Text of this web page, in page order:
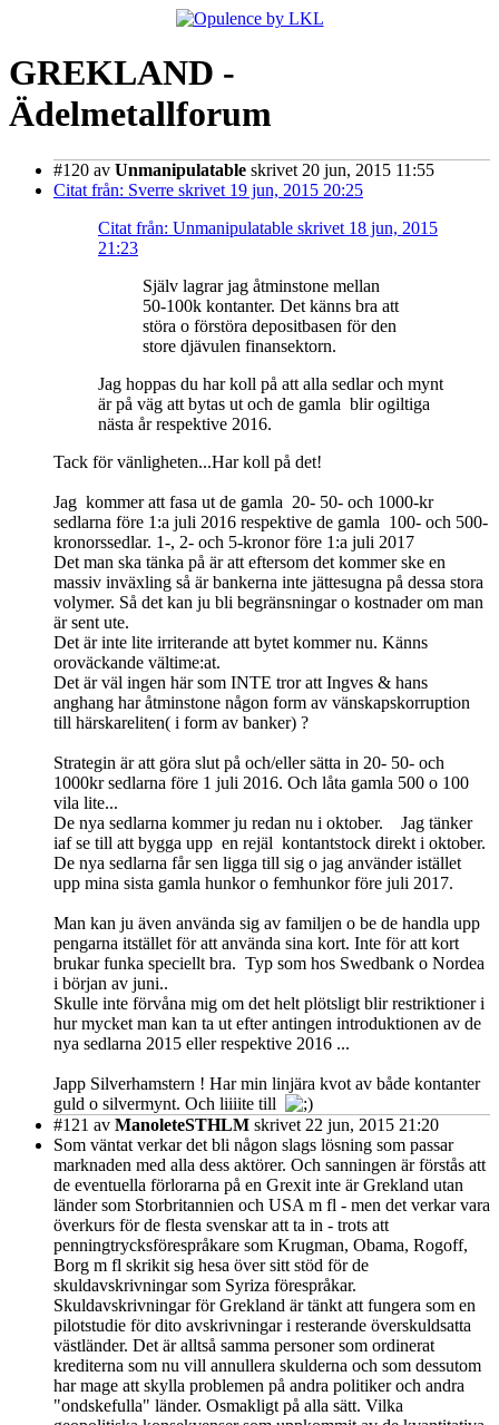
GREKLAND -
Ädelmetallforum
#120 av Unmanipulatable skrivet 20 jun, 2015 11:55
Citat från: Sverre skrivet 19 jun, 2015 20:25
Citat från: Unmanipulatable skrivet 18 jun, 2015
21:23
Själv lagrar jag åtminstone mellan
50-100k kontanter. Det känns bra att
störa o förstöra depositbasen för den
store djävulen finansektorn.
Jag hoppas du har koll på att alla sedlar och mynt
är på väg att bytas ut och de gamla blir ogiltiga
nästa år respektive 2016.
Tack för vänligheten...Har koll på det!
Jag kommer att fasa ut de gamla 20- 50- och 1000-kr
sedlarna före 1:a juli 2016 respektive de gamla 100- och 500-
kronorssedlar. 1-, 2- och 5-kronor före 1:a juli 2017
Det man ska tänka på är att eftersom det kommer ske en
massiv inväxling så är bankerna inte jättesugna på dessa stora
volymer. Så det kan ju bli begränsningar o kostnader om man
är sent ute.
Det är inte lite irriterande att bytet kommer nu. Känns
oroväckande vältime:at.
Det är väl ingen här som INTE tror att Ingves & hans
anghang har åtminstone någon form av vänskapskorruption
till härskareliten( i form av banker) ?
Strategin är att göra slut på och/eller sätta in 20- 50- och
1000kr sedlarna före 1 juli 2016. Och låta gamla 500 o 100
vila lite...
De nya sedlarna kommer ju redan nu i oktober. Jag tänker
iaf se till att bygga upp en rejäl kontantstock direkt i oktober.
De nya sedlarna får sen ligga till sig o jag använder istället
upp mina sista gamla hunkor o femhunkor före juli 2017.
Man kan ju även använda sig av familjen o be de handla upp
pengarna itstället för att använda sina kort. Inte för att kort
brukar funka speciellt bra. Typ som hos Swedbank o Nordea
i början av juni..
Skulle inte förvåna mig om det helt plötsligt blir restriktioner i
hur mycket man kan ta ut efter antingen introduktionen av de
nya sedlarna 2015 eller respektive 2016 ...
Japp Silverhamstern ! Har min linjära kvot av både kontanter
guld o silvermynt. Och liiiite till
#121 av ManoleteSTHLM skrivet 22 jun, 2015 21:20
Som väntat verkar det bli någon slags lösning som passar
marknaden med alla dess aktörer. Och sanningen är förstås att
de eventuella förlorarna på en Grexit inte är Grekland utan
länder som Storbritannien och USA m fl - men det verkar vara
överkurs för de flesta svenskar att ta in - trots att
penningtrycksförespråkare som Krugman, Obama, Rogoff,
Borg m fl skrikit sig hesa över sitt stöd för de
skuldavskrivningar som Syriza förespråkar.
Skuldavskrivningar för Grekland är tänkt att fungera som en
pilotstudie för dito avskrivningar i resterande överskuldsatta
västländer. Det är alltså samma personer som ordinerat
krediterna som nu vill annullera skulderna och som dessutom
har mage att skylla problemen på andra politiker och andra
"ondskefulla" länder. Osmakligt på alla sätt. Vilka